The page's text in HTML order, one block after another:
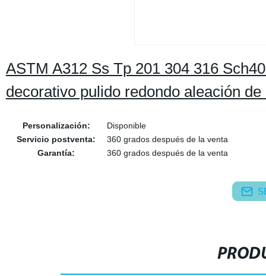
ASTM A312 Ss Tp 201 304 316
decorativo pulido redondo aleación de
Personalización:
Disponible
Servicio postventa:
360 grados después de la venta
Garantía:
360 grados después de la venta